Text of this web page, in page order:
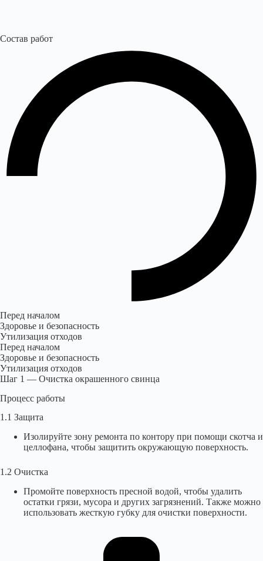
Состав работ
Перед началом
Здоровье и безопасность
Утилизация отходов
Перед началом
Здоровье и безопасность
Утилизация отходов
Шаг 1 — Очистка окрашенного свинца
Процесс работы
1.1 Защита
Изолируйте зону ремонта по контору при помощи скотча и
целлофана, чтобы защитить окружающую поверхность.
1.2 Очистка
Промойте поверхность пресной водой, чтобы удалить
остатки грязи, мусора и других загрязнений. Также можно
использовать жесткую губку для очистки поверхности.